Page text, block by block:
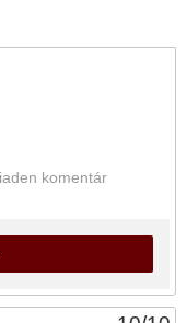
komentár